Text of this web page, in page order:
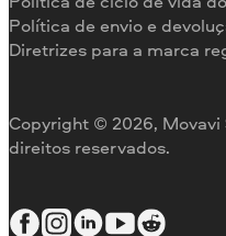
Copyright © 2026,
direitos reservados.
Política de envio e
Diretrizes para a marca